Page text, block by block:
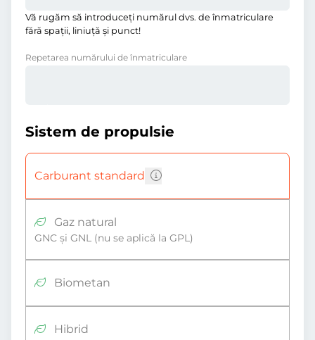
Vă rugăm să introduceţi numărul dvs. de înmatriculare
fără spații, liniuţă și punct!
Repetarea numărului de înmatriculare
Sistem de propulsie
Carburant standard
Gaz natural
GNC și GNL (nu se aplică la GPL)
Biometan
Hibrid